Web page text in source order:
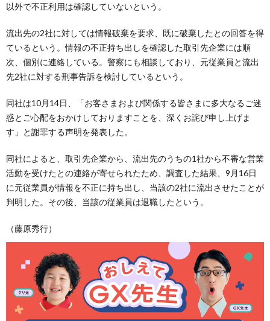
以外で不正利用は確認していないという。
流出先の2社に対しては情報破棄を要求、既に破棄したとの回答を得
ているという。情報の不正持ち出しを確認した取引先企業には順
次、個別に連絡している。警察にも相談しており、元従業員と流出
先2社に対する刑事告訴を検討しているという。
同社は10月14日、「お客さまおよび関係する皆さまに多大なるご迷
惑とご心配をおかけしておりますことを、深くお詫び申し上げま
す」と謝罪する声明を発表した。
同社によると、取引先企業から、流出先のうちの1社から不審な営業
活動を受けたとの連絡が寄せられたため、調査した結果、9月16日
に元従業員が情報を不正に持ち出し、当該の2社に流出させたことが
判明した。その後、当該の従業員は退職したという。
（藤原秀行）